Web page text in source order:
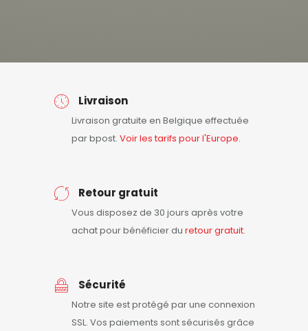
Livraison
Livraison gratuite en Belgique effectuée
par bpost. Voir les tarifs pour l'Europe.
Retour gratuit
Vous disposez de 30 jours après votre
achat pour bénéficier du retourgratuit.
Sécurité
Notre site est protégé par une connexion
SSL. Vos paiements sont sécurisés grâce